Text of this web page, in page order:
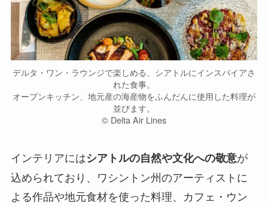
デルタ・ワン・ラウンジで楽しめる、シアトルにインスパイアさ
れた食事。
オープンキッチン、地元産の海産物をふんだんに使用した料理が
並びます。
©︎ Delta Air Lines
インテリアにはシアトルの自然や文化への敬意が
込められており、ワシントン州のアーティストに
よる作品や地元食材を使った料理、カフェ・ウン